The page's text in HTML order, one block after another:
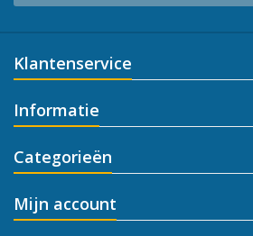
Klantenservice
Informatie
Categorieën
Mijn account